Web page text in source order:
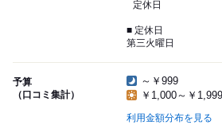
定休日
■ 定休日
第三火曜日
予算
（口コミ集計）
～￥999
￥1,000～￥1,999
利用金額分布を見る